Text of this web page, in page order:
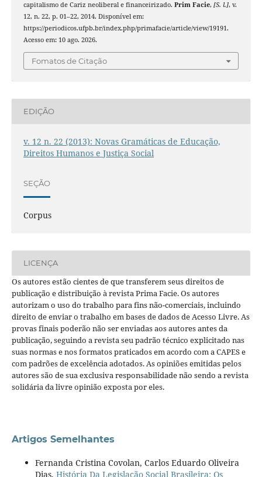
capitalismo de Cariz neoliberal e financeirizado. Prim Facie, [S. l.], v.
12, n. 22, p. 01–22, 2014. Disponível em:
https://periodicos.ufpb.br/index.php/primafacie/article/view/19191.
Acesso em: 10 ago. 2026.
Fomatos de Citação
EDIÇÃO
v. 12 n. 22 (2013): Novas Gramáticas de Educação,
Direitos Humanos e Justiça Social
SEÇÃO
Corpus
LICENÇA
Os autores estão cientes de que transferem seus direitos de
publicação e distribuição à revista Prima Facie. Os autores
autorizam o uso do trabalho para fins não-comerciais, incluindo
direito de enviar o trabalho em bases de dados de Acesso Livre. As
provas finais poderão não ser enviadas aos autores antes da
publicação, seguindo a revista seu padrão técnico explicitado nas
suas normas e nos formatos praticados em acordo com a CAPES e
com padrões de excelência adotados. As opiniões emitidas pelos
autores são de sua exclusiva responsabilidade não sendo a revista
solidária da livre opinião exposta por eles.
Artigos Semelhantes
Fernanda Cristina Covolan, Carlos Eduardo Oliveira
Dias, História Da Legislação Social Brasileira: Os